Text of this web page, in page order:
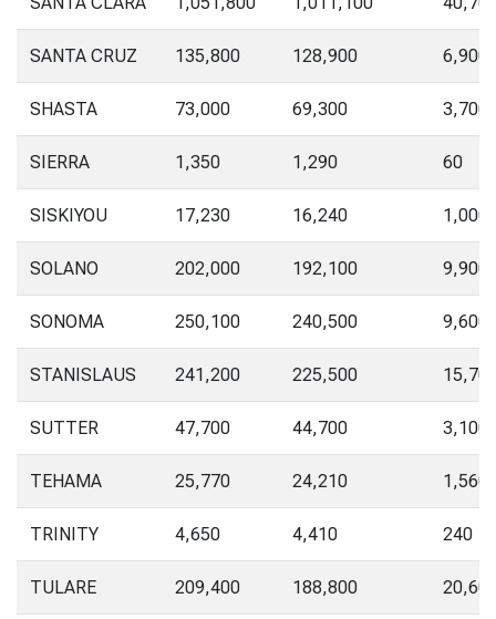
SANTA CRUZ 135,800 128,900 6,900
SHASTA 73,000 69,300 3,700
SIERRA 1,350 1,290 60
SISKIYOU 17,230 16,240 1,000
SOLANO 202,000 192,100 9,900
SONOMA 250,100 240,500 9,600
STANISLAUS 241,200 225,500
SUTTER 47,700 44,700 3,100
TEHAMA 25,770 24,210 1,560
TRINITY 4,650 4,410 240
TULARE 209,400 188,800